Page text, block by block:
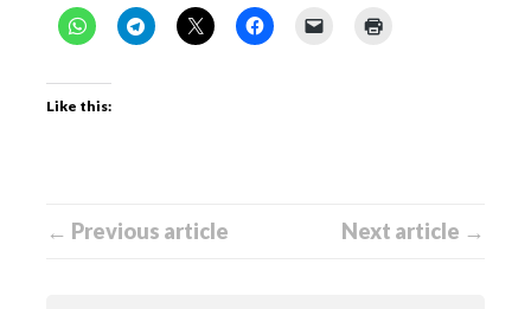
Like this:
← Previous article Next article →